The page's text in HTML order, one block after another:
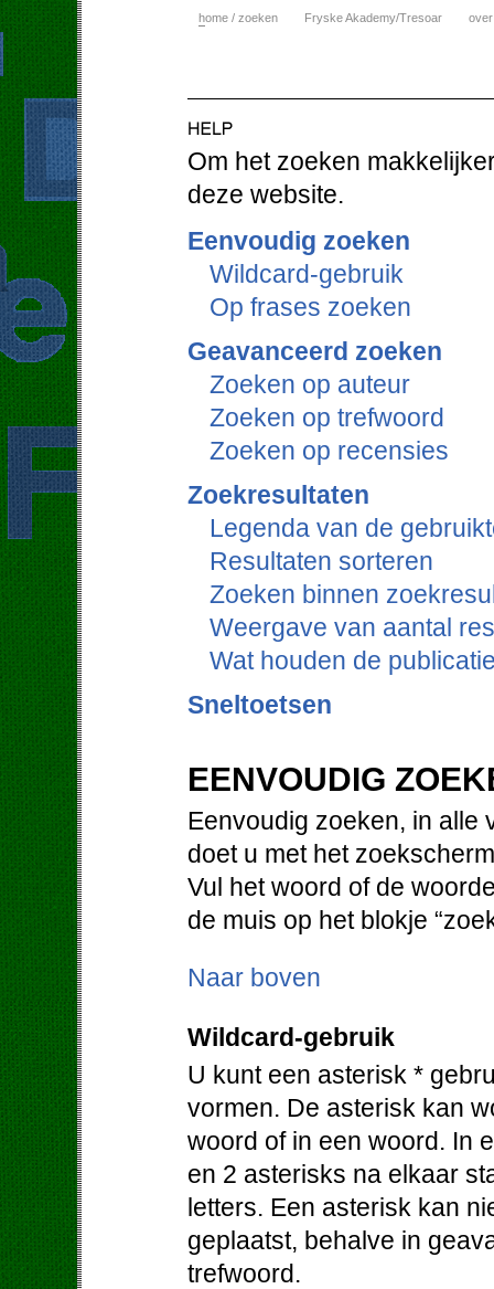
home / zoeken Fryske Akademy/Tresoar
Om het zoeken
deze website.
Eenvoudig zoeken
Wildcard-gebruik
Op frases zoeken
Geavanceerd zoeken
Zoeken op auteur
Zoeken op trefwoord
Zoeken op recensies
Zoekresultaten
Legenda van de
Resultaten sorteren
Zoeken binnen
Weergave van aantal
Wat houden de
Sneltoetsen
EENVOUDIG
Eenvoudig zoeken, in alle
doet u met het
Vul het woord of de
de muis op het blokje
Naar boven
Wildcard-gebruik
U kunt een asterisk *
vormen. De asterisk kan
woord of in een woord. In
en 2 asterisks na elkaar
letters. Een asterisk kan
geplaatst, behalve in
trefwoord.